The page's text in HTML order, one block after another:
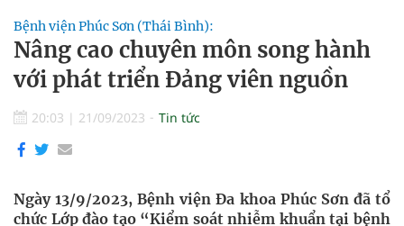
Bệnh viện Phúc Sơn (Thái Bình):
Nâng cao chuyên môn song hành
với phát triển Đảng viên nguồn
20:03 | 21/09/2023 Tin tức
Ngày 13/9/2023, Bệnh viện Đa khoa Phúc Sơn đã tổ
chức Lớp đào tạo “Kiểm soát nhiễm khuẩn tại bệnh